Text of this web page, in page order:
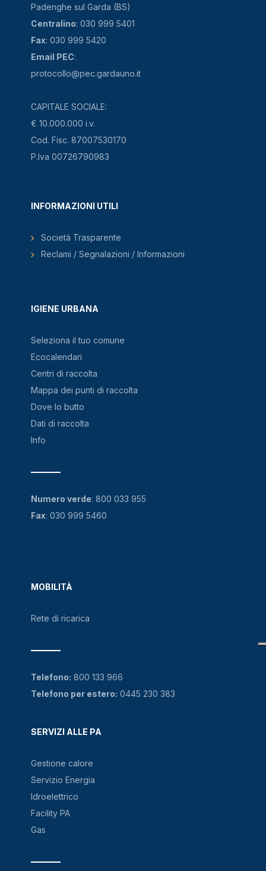
Padenghe sul Garda (BS)
Centralino: 030 999 5401
Fax: 030 999 5420
Email PEC:
protocollo@pec.gardauno.it
CAPITALE SOCIALE:
€ 10.000.000 i.v.
Cod. Fisc. 87007530170
P.Iva 00726790983
IGIENE URBANA
Seleziona il tuo comune
Ecocalendari
Centri di raccolta
Mappa dei punti di raccolta
Dove lo butto
Dati di raccolta
Info
MOBILITÀ
Rete di ricarica
SERVIZI ALLE PA
Gestione calore
Servizio Energia
Idroelettrico
Facility PA
Gas
INFORMAZIONI UTILI
Società Trasparente
Reclami / Segnalazioni / Informazioni
Numero verde: 800 033 955
Fax: 030 999 5460
Telefono: 800 133 966
Telefono per estero: 0445 230 383